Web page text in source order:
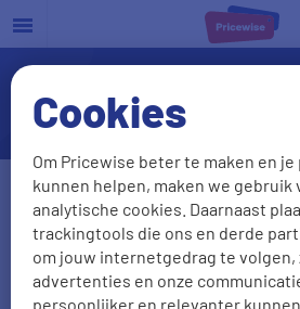
Cookies
Om Pricewise beter te maken en
kunnen helpen, maken we gebruik
analytische cookies. Daarnaast
trackingtools die ons en derde
om jouw internetgedrag te volgen,
advertenties en onze
persoonlijker en relevanter
Vul je kenteken in
Kenteken onbekend